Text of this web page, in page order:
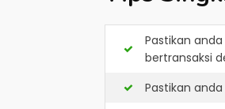
Pastikan
bertransaksi
Pastikan